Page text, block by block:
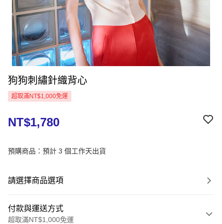
狗狗刺繡針織背心
超取滿NT$1,000免運
NT$1,780
預購商品：預計 3 個工作天出貨
請選擇商品選項
付款與運送方式
超取滿NT$1,000免運